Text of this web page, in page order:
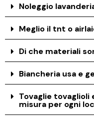
Noleggio
Meglio il tnt o
Di che materiali
Biancheria usa e
Tovaglie
misura per ogni